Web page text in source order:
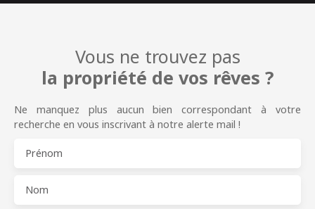
Vous ne trouvez pas
la propriété de vos rêves ?
Ne manquez plus aucun bien correspondant à votre
recherche en vous inscrivant à notre alerte mail !
Prénom
Nom